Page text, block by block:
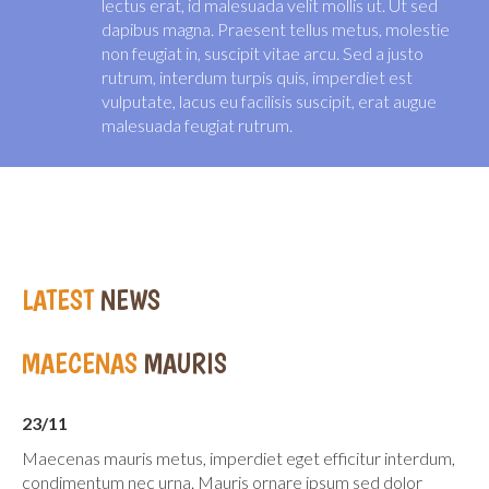
lectus erat, id malesuada velit mollis ut. Ut sed
dapibus magna. Praesent tellus metus, molestie
non feugiat in, suscipit vitae arcu. Sed a justo
rutrum, interdum turpis quis, imperdiet est
vulputate, lacus eu facilisis suscipit, erat augue
malesuada feugiat rutrum.
LATEST NEWS
MAECENAS MAURIS
23/11
Maecenas mauris metus, imperdiet eget efficitur interdum,
condimentum nec urna. Mauris ornare ipsum sed dolor